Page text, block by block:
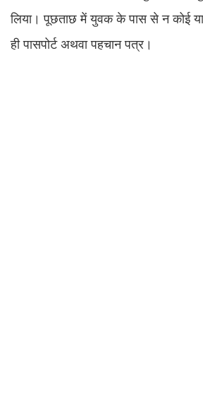
लिया। पूछताछ में युवक के पास से न कोई
ही पासपोर्ट अथवा पहचान पत्र।